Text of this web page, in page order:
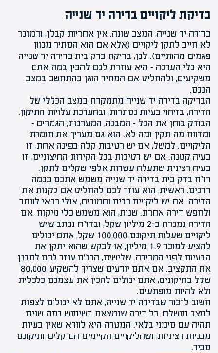
בדיקת ליקויים בדירה יד שנייה
בדירה יד שנייה, המצב שונה. אין אחריות קבלן, והמוכר
לא חייב לתקן ליקויים (אלא אם הוא הסתיר מכוון
פגמים מהותיים). לכן, בדיקת בדק בית בדירה יד שנייה
היא כלי הערכה – היא עוזרת לכם להבין במה אתם
משקיעים, ולהחליט אם המחיר הוגן בהתחשב במצב
הנכס.
הבדיקה בדירה יד שנייה מתמקדת במצב הכללי של
הדירה, בזיהוי בעיות נסתרות, ובהערכת עלויות התיקון.
הבודק בוחן את הכל – המבנה, המערכות, הגמרים –
ומדווח מה תקין ומה לא. הוא גם מעריך את חומרת
הליקויים. למשל, אם יש רטיבות קלה בפינה אחת, זו
בעיה קטנה. אם יש רטיבות בכל הקירות החיצוניים, זו
בעיה רצינית שתעלה עשרות אלפי שקלים לתקן.
דו"ח בדק בית בדירה יד שנייה משמש אתכם בכמה
דרכים. ראשית, הוא עוזר לכם להחליט אם לקנות את
הדירה. אם יש ליקויים רבים וחמורים, אולי כדאי לוותר
ולחפש דירה אחרת. שנית, הוא משמש כלי מיקוח. אם
הדירה נמכרת ב-2 מיליון שקל, ובדו"ח נכתב שיש
ליקויים שעלות תיקונם 100,000 שקל, אתם יכולים
להציע למוכר 1.9 מיליון, או לבקש שהוא יתקן את
הבעיות לפני המכירה. שלישית, הדו"ח עוזר לכם לתכנן
את התקציב. אם אתם יודעים שצריך להשקיע 80,000
שקל בתיקונים, אתם יכולים להכין את עצמכם כלכלית
ולא להיות מופתעים.
חשוב לזכור שבדירה יד שנייה, אתם לא יכולים לצפות
למצב מושלם. כל דירה שנמצאת בשימוש כמה שנים
תהיה עם סימני בלאי. המטרה היא לוודא שאין בעיות
מבניות רציניות, ושהליקויים הקיימים הם קלים ותיקונם
סביר.